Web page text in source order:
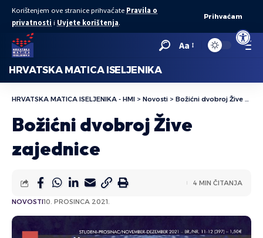
Open
Korištenjem ove stranice prihvaćate Pravila o
privatnosti i Uvjete korištenja.
Prihvaćam
Aa
HRVATSKA MATICA ISELJENIKA
HRVATSKA MATICA ISELJENIKA - HMI > Novosti > Božićni dvobroj Žive zajednice
Božićni dvobroj Žive
zajednice
NOVOSTI10. PROSINCA 2021.
4 MIN ČITANJA